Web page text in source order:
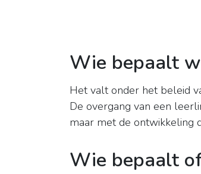
Wie bepaalt
Het valt onder het beleid
De overgang van een
maar met de ontwikkeling
Wie bepaalt